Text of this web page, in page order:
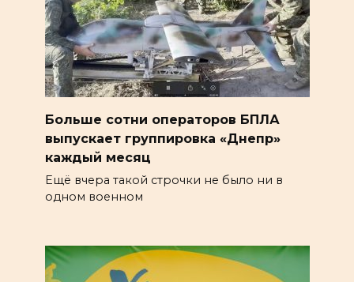
Больше сотни операторов БПЛА
выпускает группировка «Днепр»
каждый месяц
Ещё вчера такой строчки не было ни в
одном военном